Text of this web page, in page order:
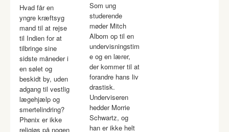
Hvad får en
yngre kræftsyg
mand til at rejse
til Indien for at
tilbringe sine
sidste måneder i
en sølet og
beskidt by, uden
adgang til vestlig
lægehjælp og
smertelindring?
Phønix er ikke
religiøs på nogen
Som ung
studerende
møder Mitch
Albom op til en
undervisningstim
e og en lærer,
der kommer til at
forandre hans liv
drastisk.
Underviseren
hedder Morrie
Schwartz, og
han er ikke helt